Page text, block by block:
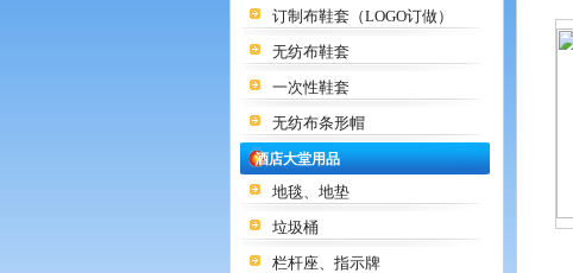
订制布鞋套（LOGO订做）
无纺布鞋套
一次性鞋套
无纺布条形帽
酒店大堂用品
地毯、地垫
垃圾桶
栏杆座、指示牌